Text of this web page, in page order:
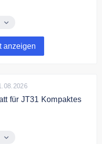
H1 Bluetooth
anzeigen
für JT31 Kompaktes
Steigfunktion